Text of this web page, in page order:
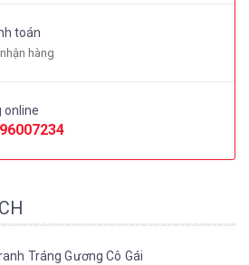
toán
hàng
online
Tráng Gương Cô Gái